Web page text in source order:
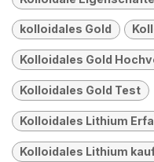
kolloidales Gold
Kolloidales Gold
Kolloidales Gold Test
Kolloidales Lithium
Kolloidales Lithium